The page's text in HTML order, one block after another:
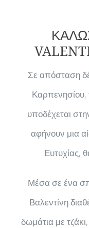
Σε απόσταση
υποδέχεται
αφήνουν μια
Ευτυχίας,
Μέσα σε ένα
Βαλεντίνη
δωμάτια με